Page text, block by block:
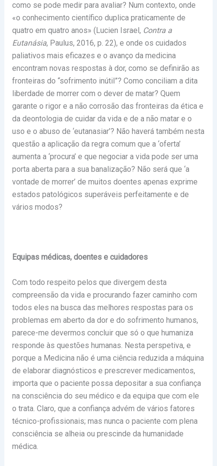
como se pode medir para avaliar? Num contexto, onde
«o conhecimento científico duplica praticamente de
quatro em quatro anos» (Lucien Israel, Contra a
Eutanásia, Paulus, 2016, p. 22), e onde os cuidados
paliativos mais eficazes e o avanço da medicina
encontram novas respostas à dor, como se definirão as
fronteiras do “sofrimento inútil”? Como conciliam a dita
liberdade de morrer com o dever de matar? Quem
garante o rigor e a não corrosão das fronteiras da ética e
da deontologia de cuidar da vida e de a não matar e o
uso e o abuso de ‘eutanasiar’? Não haverá também nesta
questão a aplicação da regra comum que a ‘oferta’
aumenta a ‘procura’ e que negociar a vida pode ser uma
porta aberta para a sua banalização? Não será que ‘a
vontade de morrer’ de muitos doentes apenas exprime
estados patológicos superáveis perfeitamente e de
vários modos?
Equipas médicas, doentes e cuidadores
Com todo respeito pelos que divergem desta
compreensão da vida e procurando fazer caminho com
todos eles na busca das melhores respostas para os
problemas em aberto da dor e do sofrimento humanos,
parece-me devermos concluir que só o que humaniza
responde às questões humanas. Nesta perspetiva, e
porque a Medicina não é uma ciência reduzida a máquina
de elaborar diagnósticos e prescrever medicamentos,
importa que o paciente possa depositar a sua confiança
na consciência do seu médico e da equipa que com ele
o trata. Claro, que a confiança advém de vários fatores
técnico-profissionais; mas nunca o paciente com plena
consciência se alheia ou prescinde da humanidade
médica.